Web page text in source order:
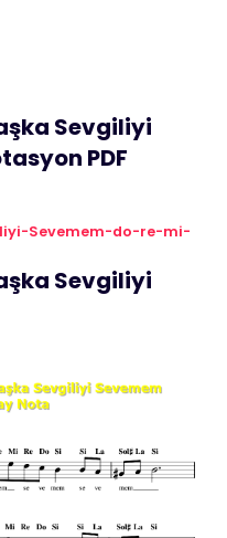
Sevgiliyi
PDF
Sevemem-do-re-mi-
Sevgiliyi